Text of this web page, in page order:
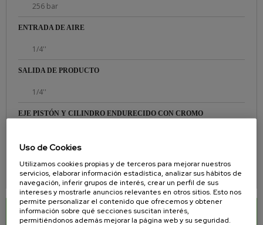
256 bar
ENTRADA DE AIRE
1/4''
SALIDA DE PRODUCTO
1/4''
EJE PISTÓN Y CILINDRO ENDURECIDO CON CROMO
Sí
DESCARGAS RELACIONADAS
Uso de Cookies
Utilizamos cookies propias y de terceros para mejorar nuestros
servicios, elaborar información estadística, analizar sus hábitos de
navegación, inferir grupos de interés, crear un perfil de sus
intereses y mostrarle anuncios relevantes en otros sitios. Esto nos
permite personalizar el contenido que ofrecemos y obtener
información sobre qué secciones suscitan interés,
permitiéndonos además mejorar la página web y su seguridad.